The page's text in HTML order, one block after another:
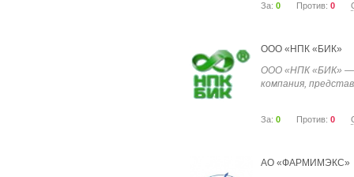
За: 0 Против: 0
ООО «НПК «БИК»
ООО «НПК «БИК» —
компания,
За: 0 Против: 0
АО «ФАРМИМЭКС»